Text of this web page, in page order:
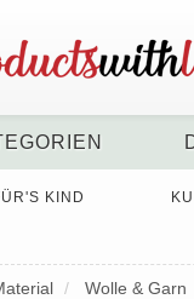
KIND
Wolle & Garn